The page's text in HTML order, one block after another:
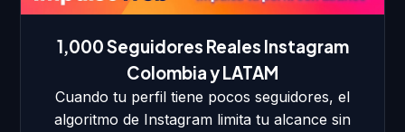
1,000 Seguidores Reales Instagram
Colombia y LATAM
Cuando tu perfil tiene pocos seguidores, el
algoritmo de Instagram limita tu alcance sin